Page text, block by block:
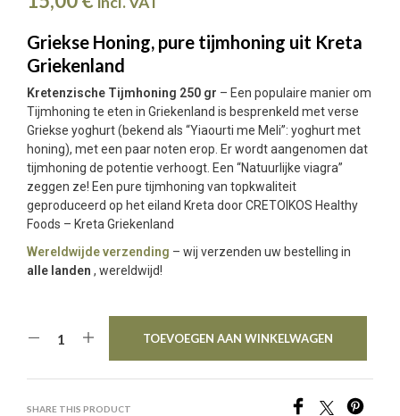
Griekse Honing, pure tijmhoning uit Kreta
Griekenland
Kretenzische Tijmhoning 250 gr – Een populaire manier om
Tijmhoning te eten in Griekenland is besprenkeld met verse
Griekse yoghurt (bekend als “Yiaourti me Meli”: yoghurt met
honing), met een paar noten erop. Er wordt aangenomen dat
tijmhoning de potentie verhoogt. Een “Natuurlijke viagra”
zeggen ze! Een pure tijmhoning van topkwaliteit
geproduceerd op het eiland Kreta door CRETOIKOS Healthy
Foods – Kreta Griekenland
Wereldwijde verzending – wij verzenden uw bestelling in
alle landen , wereldwijd!
TOEVOEGEN AAN WINKELWAGEN
SHARE THIS PRODUCT